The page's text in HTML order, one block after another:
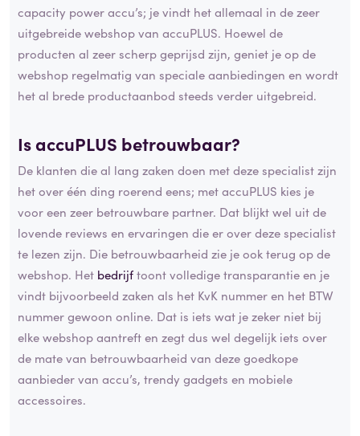
capacity power accu’s; je vindt het allemaal in de zeer
uitgebreide webshop van accuPLUS. Hoewel de
producten al zeer scherp geprijsd zijn, geniet je op de
webshop regelmatig van speciale aanbiedingen en wordt
het al brede productaanbod steeds verder uitgebreid.
Is accuPLUS betrouwbaar?
De klanten die al lang zaken doen met deze specialist zijn
het over één ding roerend eens; met accuPLUS kies je
voor een zeer betrouwbare partner. Dat blijkt wel uit de
lovende reviews en ervaringen die er over deze specialist
te lezen zijn. Die betrouwbaarheid zie je ook terug op de
webshop. Het bedrijftoont volledige transparantie en je
vindt bijvoorbeeld zaken als het KvK nummer en het BTW
nummer gewoon online. Dat is iets wat je zeker niet bij
elke webshop aantreft en zegt dus wel degelijk iets over
de mate van betrouwbaarheid van deze goedkope
aanbieder van accu’s, trendy gadgets en mobiele
accessoires.